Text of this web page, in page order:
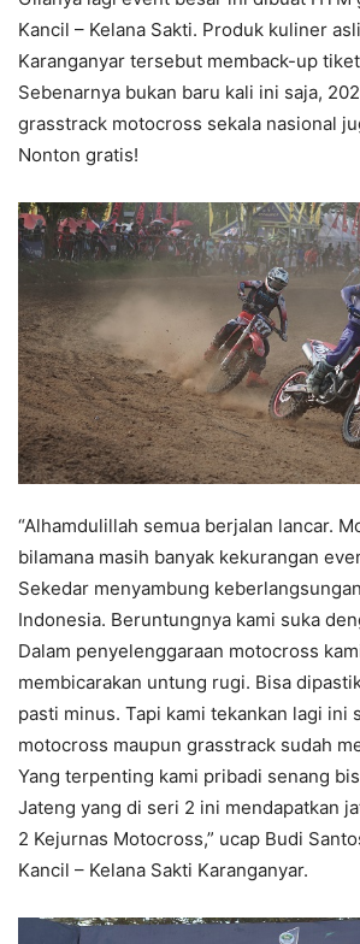
Kancil – Kelana Sakti. Produk kuliner
Karanganyar tersebut memback-up
Sebenarnya bukan baru kali ini saja,
grasstrack motocross sekala nasional
Nonton gratis!
“Alhamdulillah semua berjalan lancar.
bilamana masih banyak kekurangan
Sekedar menyambung
Indonesia. Beruntungnya kami suka
Dalam penyelenggaraan motocross
membicarakan untung rugi. Bisa
pasti minus. Tapi kami tekankan lagi ini
motocross maupun grasstrack sudah
Yang terpenting kami pribadi senang
Jateng yang di seri 2 ini mendapatkan
2 Kejurnas Motocross,” ucap Budi
Kancil – Kelana Sakti Karanganyar.